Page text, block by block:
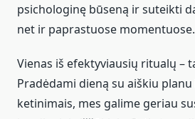
psichologinę būseną ir suteikti
net ir paprastuose momentuose.
Vienas iš efektyviausių ritualų –
Pradėdami dieną su aiškiu
ketinimais, mes galime geriau